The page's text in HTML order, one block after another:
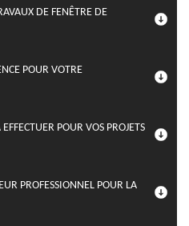
DE FENÊTRE DE
POUR VOTRE
POUR VOS PROJETS
PROFESSIONNEL POUR LA